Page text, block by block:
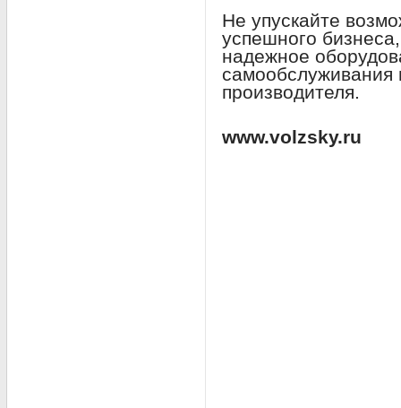
Не упускайте
успешного
надежное
самообслуживания
производителя.
www.volzsky.ru